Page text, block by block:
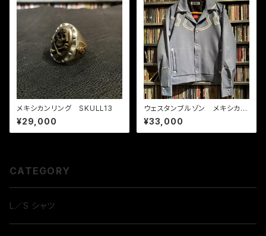
メキシカンリング SKULL13
¥29,000
ウェスタンブルゾン メキシカ
ン ブルーグレー
¥33,000
CATEGORY
L／S シャツ